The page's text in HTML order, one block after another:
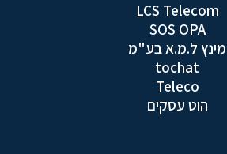
LCS Telecom
SOS OPA
מינץ ל.מ.א בע"מ
tochat
Teleco
הוט עסקים